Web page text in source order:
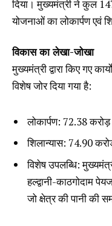
दिया। मुख्यमंत्री ने कुल
योजनाओं का लोकार्पण एवं
विकास का लेखा-जोखा
मुख्यमंत्री द्वारा किए गए
विशेष जोर दिया गया है:
लोकार्पण: ₹72.38
शिलान्यास: ₹74.90
विशेष उपलब्धि:
हल्द्वानी-काठगोदाम
जो क्षेत्र की पानी की